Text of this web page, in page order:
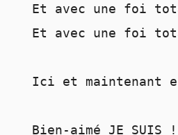
Et avec une foi
Et avec une foi
Ici et maintenant
Bien-aimé JE SUIS !